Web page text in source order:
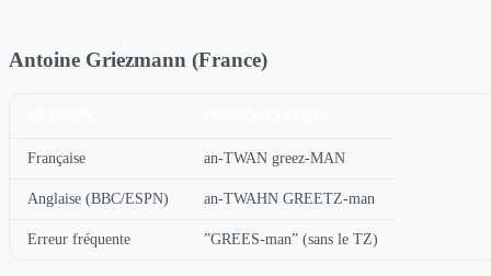
Antoine Griezmann (France)
Française an-TWAN greez-MAN
Anglaise (BBC/ESPN) an-TWAHN GREETZ-man
Erreur fréquente ”GREES-man” (sans le TZ)